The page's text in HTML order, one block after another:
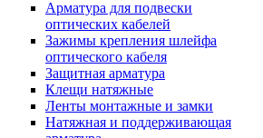
Арматура для подвески
оптических кабелей
Зажимы крепления шлейфа
оптического кабеля
Защитная арматура
Клещи натяжные
Ленты монтажные и замки
Натяжная и поддерживающая